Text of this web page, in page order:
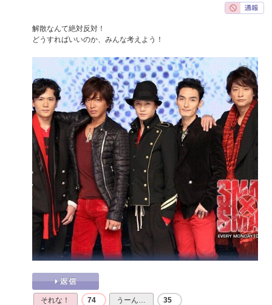
解散なんて絶対反対！
どうすればいいのか、みんな考えよう！
それな！ 74 うーん… 35